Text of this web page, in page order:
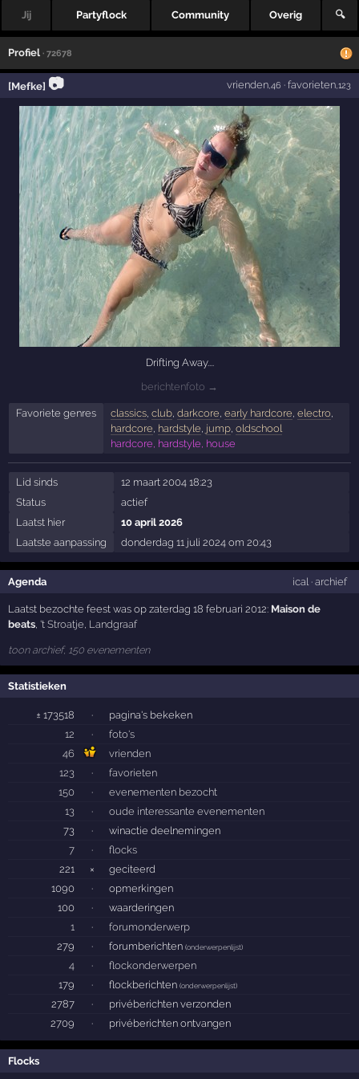
Jij Partyflock Community Overig 🔍
Profiel · 72678
[Mefke] 📷 vrienden,46 · favorieten,123
Drifting Away....
berichtenfoto →
Favoriete genres classics, club, darkcore early hardcore electro,
hardcore hardstyle jump, oldschool
hardcore, hardstyle, house
Lid sinds
12 maart 2004 18:23
Status
actief
Laatst hier
10 april 2026
Laatste aanpassing
donderdag 11 juli 2024 om 20:43
Agenda ical· archief
Laatst bezochte feest was op zaterdag 18 februari 2012: Maison de
beats, 't Stroatje, Landgraaf
toon archief, 150 evenementen
Statistieken
± 173518 ·
pagina's bekeken
12
·
foto's
46
vrienden
123
·
favorieten
150
·
evenementen bezocht
13
·
oude interessante evenementen
73
·
winactie deelnemingen
7
·
flocks
221
×
geciteerd
1090
·
opmerkingen
100
·
waarderingen
1
·
forumonderwerp
279
· forumberichten(onderwerpenlijst)
4 ·
flockonderwerpen
179
· flockberichten(onderwerpenlijst)
2787 ·
privéberichten verzonden
2709
· privéberichten ontvangen
Flocks